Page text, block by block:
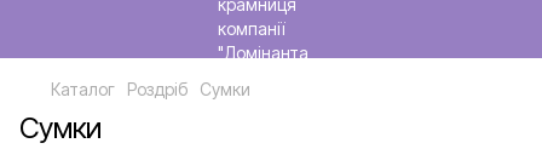
Каталог Роздріб Сумки
Сумки